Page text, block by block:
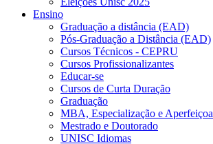
Ensino
Graduação a distância (EAD)
Pós-Graduação a Distância (EAD)
Cursos Técnicos - CEPRU
Cursos Profissionalizantes
Educar-se
Cursos de Curta Duração
Graduação
MBA, Especialização e
Mestrado e Doutorado
UNISC Idiomas